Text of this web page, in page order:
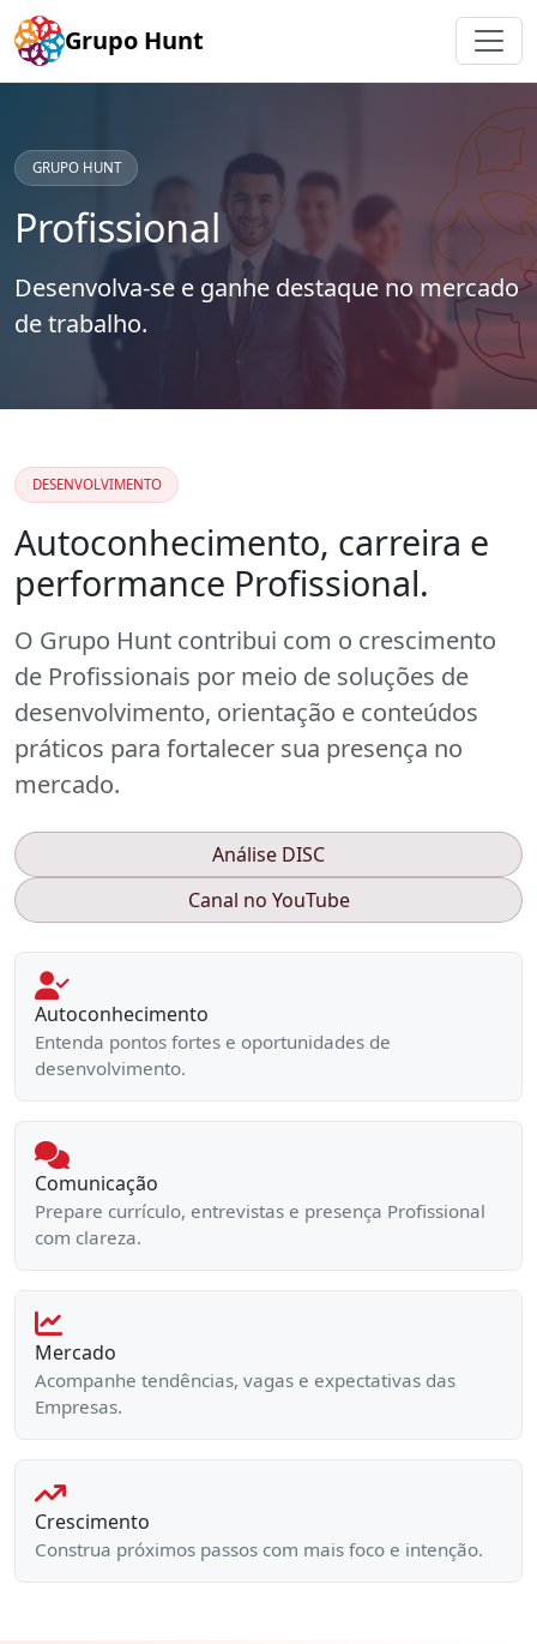
Grupo Hunt
GRUPO HUNT
Profissional
Desenvolva-se e ganhe destaque no mercado
de trabalho.
DESENVOLVIMENTO
Autoconhecimento, carreira e
performance Profissional.
O Grupo Hunt contribui com o crescimento
de Profissionais por meio de soluções de
desenvolvimento, orientação e conteúdos
práticos para fortalecer sua presença no
mercado.
Análise DISC
Canal no YouTube
Autoconhecimento
Entenda pontos fortes e oportunidades de
desenvolvimento.
Comunicação
Prepare currículo, entrevistas e presença Profissional
com clareza.
Mercado
Acompanhe tendências, vagas e expectativas das
Empresas.
Crescimento
Construa próximos passos com mais foco e intenção.